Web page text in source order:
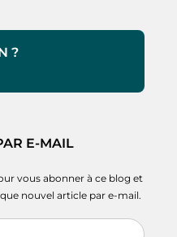
?
E-MAIL
vous abonner à ce blog et
nouvel article par e-mail.